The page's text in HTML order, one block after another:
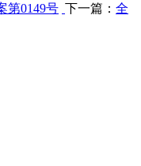
第0149号 下一篇： 全